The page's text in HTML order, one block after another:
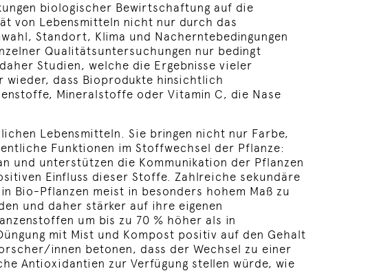
biologischer Bewirtschaftung auf die
von Lebensmitteln nicht nur durch das
Standort, Klima und Nacherntebedingungen
Qualitätsuntersuchungen nur bedingt
Studien, welche die Ergebnisse vieler
wieder, dass Bioprodukte hinsichtlich
Mineralstoffe oder Vitamin C, die Nase
Lebensmitteln. Sie bringen nicht nur Farbe,
Funktionen im Stoffwechsel der Pflanze:
und unterstützen die Kommunikation der Pflanzen
Einfluss dieser Stoffe. Zahlreiche sekundäre
Bio-Pflanzen meist in besonders hohem Maß zu
und daher stärker auf ihre eigenen
um bis zu 70 % höher als in
mit Mist und Kompost positiv auf den Gehalt
innen betonen, dass der Wechsel zu einer
Antioxidantien zur Verfügung stellen würde, wie